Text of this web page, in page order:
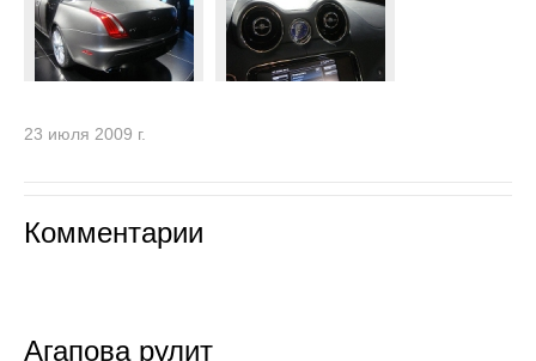
23 июля 2009 г.
Комментарии
Агапова рулит